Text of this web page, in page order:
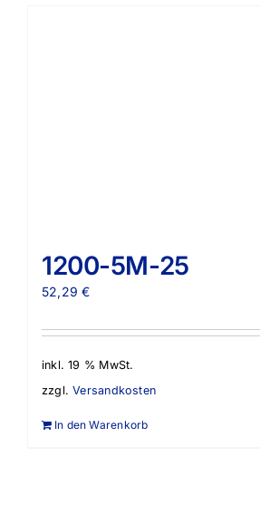
1200-5M-25
52,29€
inkl. 19 % MwSt.
zzgl.Versandkosten
In den Warenkorb